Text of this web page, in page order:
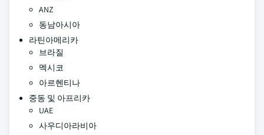
ANZ
동남아시아
라틴아메리카
브라질
멕시코
아르헨티나
중동 및 아프리카
UAE
사우디아라비아